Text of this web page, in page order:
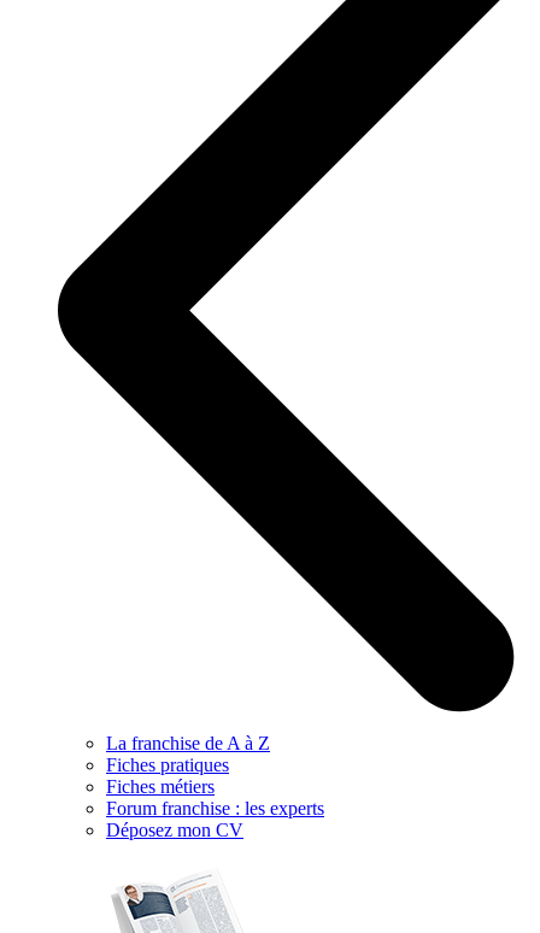
La franchise de A à Z
Fiches pratiques
Fiches métiers
Forum franchise : les experts
Déposez mon CV